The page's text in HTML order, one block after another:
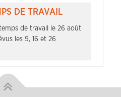
DE TRAVAIL
de travail le 26 août
les 9, 16 et 26